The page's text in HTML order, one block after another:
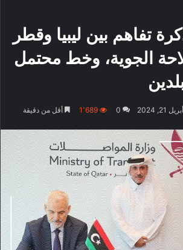
تفاهم بين ليبيا وقطر
الجوية، وخط محتمل
أبريل 21, 2024 0 1٬689 أقل من دقيقة